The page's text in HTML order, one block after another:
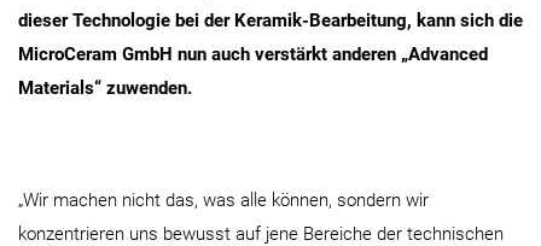
dieser Technologie bei der Keramik-Bearbeitung, kann sich die
MicroCeram GmbH nun auch verstärkt anderen „Advanced
Materials“ zuwenden.
„Wir machen nicht das, was alle können, sondern wir
konzentrieren uns bewusst auf jene Bereiche der technischen